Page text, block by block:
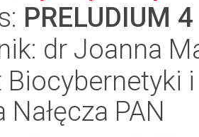
PRELUDIUM 4
dr Joanna
Biocybernetyki
PAN